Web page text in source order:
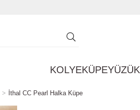
KOLYEKÜPEYÜZÜK
İthal CC Pearl Halka Küpe